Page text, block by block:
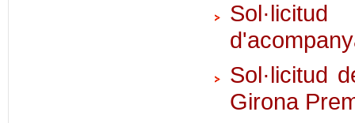
Sol·licitud
Girona